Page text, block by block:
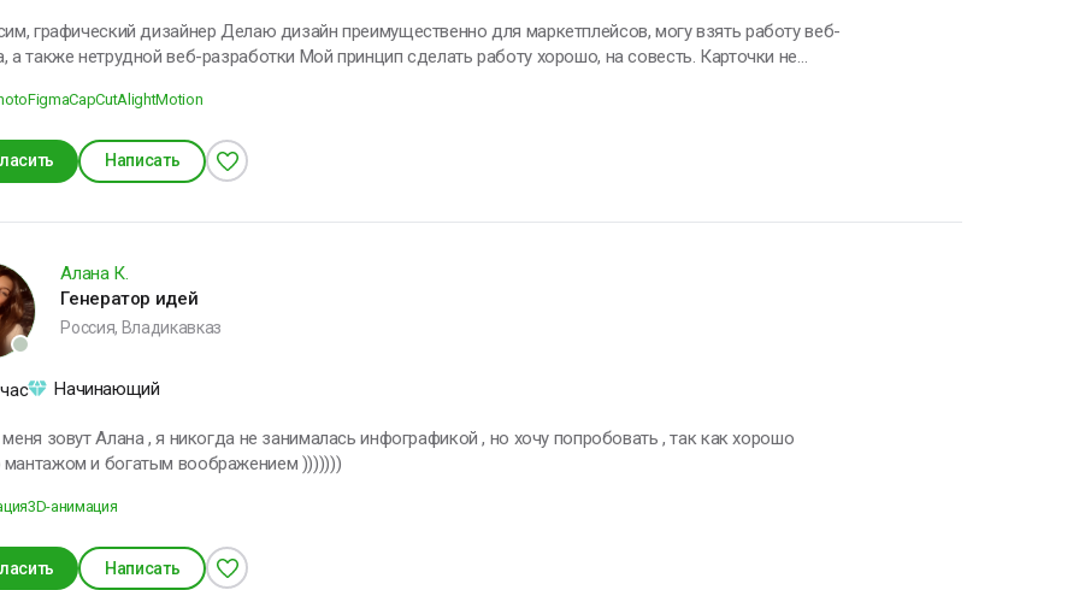
Делаю дизайн преимущественно для маркетплейсов, могу взять работу веб-
веб-разработки Мой принцип сделать работу хорошо, на совесть. Карточки не
Как человек я очень доброжелательный, терпеливый и стрессоустойчивый С
FigmaCapCutAlightMotion
Написать
Алана К.
Генератор идей
Россия, Владикавказ
Начинающий
зовут Алана , я никогда не занималась инфографикой , но хочу попробовать , так как хорошо
и богатым воображением )))))))
3D-анимация
Написать